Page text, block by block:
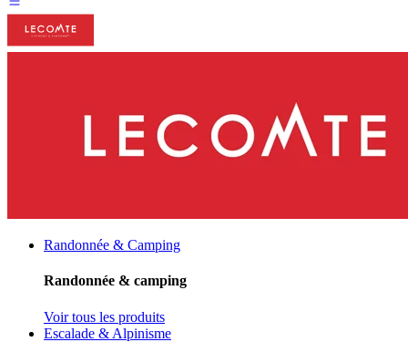
Randonnée & Camping
Randonnée & camping
Voir tous les produits
Escalade & Alpinisme